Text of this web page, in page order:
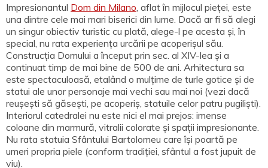
Impresionantul Dom din Milano , aflat în mijlocul pieței, este
una dintre cele mai mari biserici din lume. Dacă ar fi să alegi
un singur obiectiv turistic cu plată, alege-l pe acesta și, în
special, nu rata experiența urcării pe acoperișul său.
Construcția Domului a început prin sec. al XIV-lea și a
continuat timp de mai bine de 500 de ani. Arhitectura sa
este spectaculoasă, etalând o mulțime de turle gotice și de
statui ale unor personaje mai vechi sau mai noi (vezi dacă
reușești să găsești, pe acoperiș, statuile celor patru pugiliști).
Interiorul catedralei nu este nici el mai prejos: imense
coloane din marmură, vitralii colorate și spații impresionante.
Nu rata statuia Sfântului Bartolomeu care își poartă pe
umeri propria piele (conform tradiției, sfântul a fost jupuit de
viu).